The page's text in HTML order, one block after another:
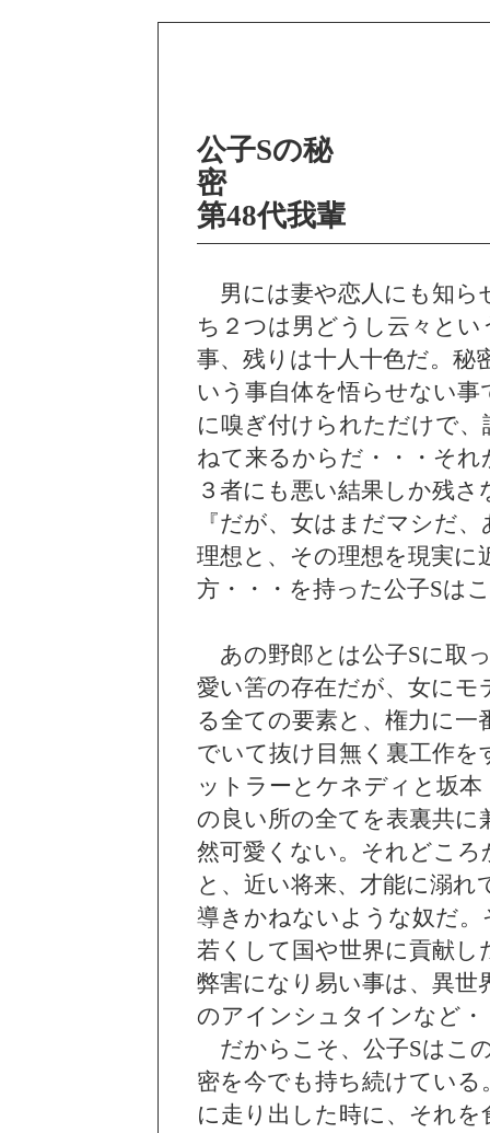
公子Sの秘
第48代我輩
男には妻や恋人にも知ら
ち２つは男どうし云々と
事、残りは十人十色だ。秘
いう事自体を悟らせない
に嗅ぎ付けられただけで
ねて来るからだ・・・そ
３者にも悪い結果しか残
『だが、女はまだマシだ
理想と、その理想を現実に
方・・・を持った公子Sは
あの野郎とは公子Sに取
愛い筈の存在だが、女に
る全ての要素と、権力に
でいて抜け目無く裏工作
ットラーとケネディと坂
の良い所の全てを表裏共
然可愛くない。それどこ
と、近い将来、才能に溺
導きかねないような奴だ。
若くして国や世界に貢献
弊害になり易い事は、異世
のアインシュタインなど
だからこそ、公子Sはこ
密を今でも持ち続けてい
に走り出した時に、それ